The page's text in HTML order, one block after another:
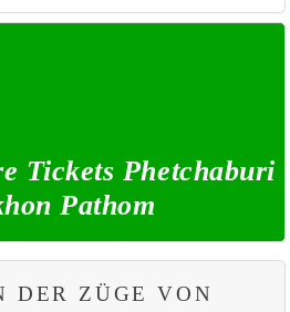
Tickets Phetchaburi
Pathom
DER ZÜGE VON